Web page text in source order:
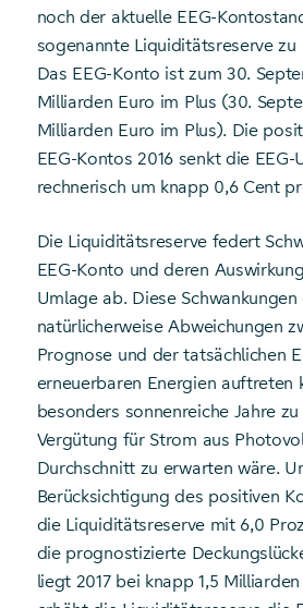
noch der aktuelle EEG-
sogenannte Liquiditätsreserve zu
Das EEG-Konto ist zum 30.
Milliarden Euro im Plus (30.
Milliarden Euro im Plus). Die
EEG-Kontos 2016 senkt die EEG-
rechnerisch um knapp 0,6 Cent
Die Liquiditätsreserve federt
EEG-Konto und deren
Umlage ab. Diese
natürlicherweise Abweichungen
Prognose und der tatsächlichen
erneuerbaren Energien auftreten
besonders sonnenreiche Jahre
Vergütung für Strom aus
Durchschnitt zu erwarten wäre.
Berücksichtigung des positiven
die Liquiditätsreserve mit 6,0
die prognostizierte
liegt 2017 bei knapp 1,5